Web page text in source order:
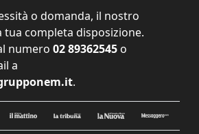
o domanda, il nostro
tua completa disposizione.
numero 02 89362545 o
a
.